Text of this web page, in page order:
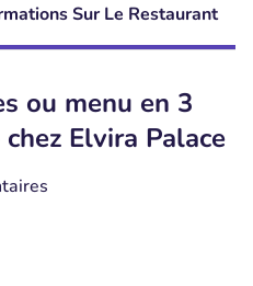
Sur Le Restaurant
ou menu en 3
Elvira Palace